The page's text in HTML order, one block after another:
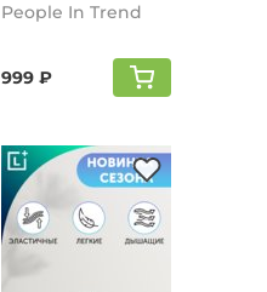
People In Trend
999 ₽